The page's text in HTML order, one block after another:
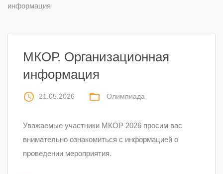
информация
МКОР. Организационная
информация
access_time 21.05.2026 folder_open Олимпиада
Уважаемые участники МКОР 2026 просим вас
внимательно ознакомиться с информацией о
проведении мероприятия.